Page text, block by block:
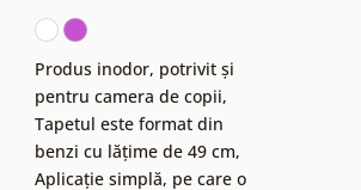
Produs inodor, potrivit și
pentru camera de copii,
Tapetul este format din
benzi cu lățime de 49 cm,
Aplicație simplă, pe care o